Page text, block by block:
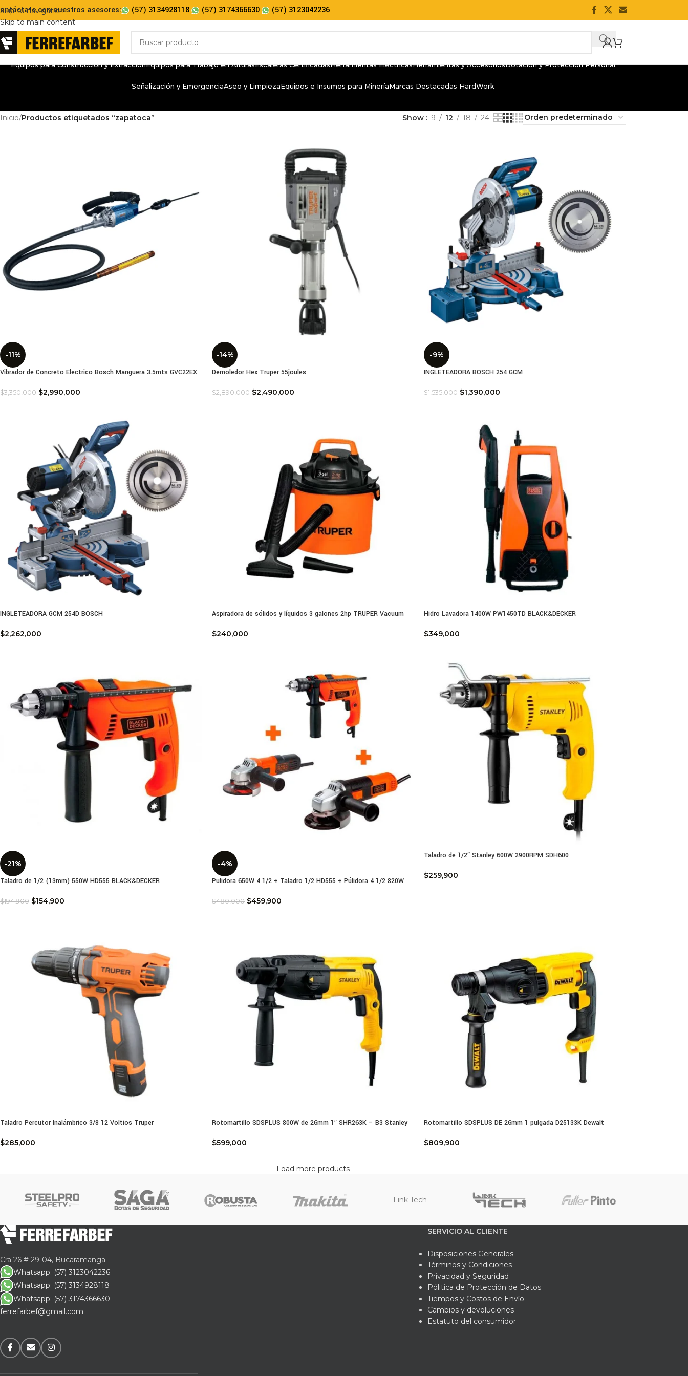
Skip to navigation
Skip to main content
con nuestros asesores: (57) 3134928118 (57) 3174366630 (57) 3123042236
Equipos para Construcción y ExtracciónEquipos para Trabajo en AlturasEscaleras CertificadasHerramientas EléctricasHerramientas y AccesoriosDotación y Protección Personal
Señalización y EmergenciaAseo y LimpiezaEquipos e Insumos para MineríaMarcas Destacadas HardWork
Inicio/Productos etiquetados “zapatoca” Show 9 12 18 24
-11%
Vibrador de Concreto Electrico Bosch Manguera 3.5mts GVC22EX
$3,350,000 $2,990,000
-14%
Demoledor Hex Truper 55joules
$2,890,000 $2,490,000
-9%
INGLETEADORA BOSCH 254 GCM
$1,535,000 $1,390,000
INGLETEADORA GCM 254D BOSCH
$2,262,000
Aspiradora de sólidos y líquidos 3 galones 2hp TRUPER Vacuum
$240,000
Hidro Lavadora 1400W PW1450TD BLACK&DECKER
$349,000
-21%
Taladro de 1/2 (13mm) 550W HD555 BLACK&DECKER
$194,900 $154,900
-4%
Pulidora 650W 4 1/2 + Taladro 1/2 HD555 + Púlidora 4 1/2 820W
$480,000 $459,900
Taladro de 1/2″ Stanley 600W 2900RPM SDH600
$259,900
Taladro Percutor Inalámbrico 3/8 12 Voltios Truper
$285,000
Rotomartillo SDSPLUS 800W de 26mm 1″ SHR263K – B3 Stanley
$599,000
Rotomartillo SDSPLUS DE 26mm 1 pulgada D25133K Dewalt
$809,900
Load more products
Link Tech
Cra 26 # 29-04, Bucaramanga
Whatsapp: (57) 3123042236
Whatsapp: (57) 3134928118
Whatsapp: (57) 3174366630
ferrefarbef@gmail.com
SERVICIO AL CLIENTE
Disposiciones Generales
Términos y Condiciones
Privacidad y Seguridad
Pólitica de Protección de Datos
Tiempos y Costos de Envío
Cambios y devoluciones
Estatuto del consumidor